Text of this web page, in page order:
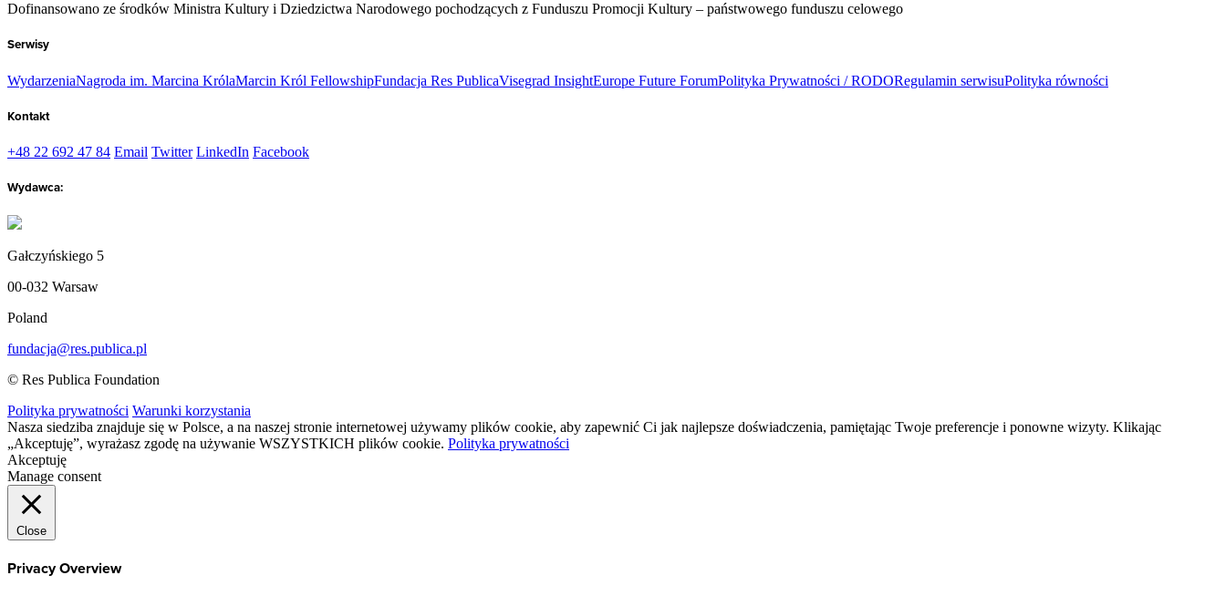
Dofinansowano ze środków Ministra Kultury i Dziedzictwa Narodowego pochodzących z Funduszu Promocji Kultury – państwowego funduszu celowego
Serwisy
WydarzeniaNagroda im. Marcina KrólaMarcin Król FellowshipFundacja Res PublicaVisegrad InsightEurope Future ForumPolityka Prywatności / RODORegulamin serwisuPolityka równości
Kontakt
+48 22 692 47 84 Email Twitter LinkedIn Facebook
Wydawca:
Gałczyńskiego 5
00-032 Warsaw
Poland
fundacja@res.publica.pl
© Res Publica Foundation
Polityka prywatności Warunki korzystania
Nasza siedziba znajduje się w Polsce, a na naszej stronie internetowej używamy plików cookie, aby zapewnić Ci jak najlepsze doświadczenia, pamiętając Twoje preferencje i ponowne wizyty. Klikając
„Akceptuję”, wyrażasz zgodę na używanie WSZYSTKICH plików cookie. Polityka prywatności
Akceptuję
Manage consent
Close
Privacy Overview